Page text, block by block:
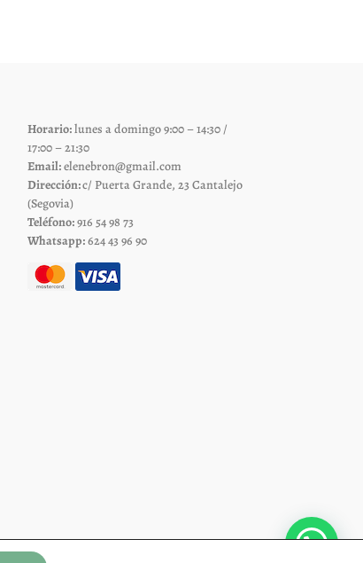
en
página
Horario:lunes a domingo 9:00 – 14:30 /
17:00 – 21:30
Email:elenebron@gmail.com
Dirección:c/ Puerta Grande, 23 Cantalejo
(Segovia)
Teléfono:916 54 98 73
Whatsapp:624 43 96 90